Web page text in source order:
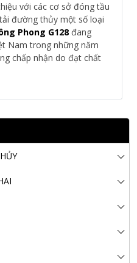
với các cơ sở đóng tầu
đường thủy một số loại
Phong G128 đang
Nam trong những năm
chấp nhận do đạt chất